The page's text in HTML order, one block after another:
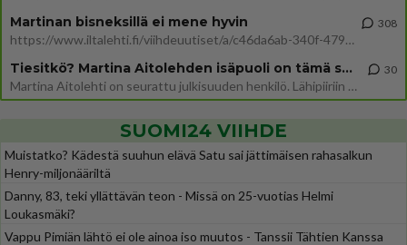
Martinan bisneksillä ei mene hyvin
https://www.iltalehti.fi/viihdeuutiset/a/c46da6ab-340f-4790-aaa7-0865eed2336 Yrityksen konkurssihakemus on tullut kärä
308
Tiesitkö? Martina Aitolehden isäpuoli on tämä suosittu laulaja
Martina Aitolehti on seurattu julkisuuden henkilö. Lähipiiriin mahtuu muitakin tunnettuja henkilöitä. Tiesitkö, että Ma
30
SUOMI24 VIIHDE
Muistatko? Kädestä suuhun elävä Satu sai jättimäisen rahasalkun
Henry-miljonääriltä
Danny, 83, teki yllättävän teon - Missä on 25-vuotias Helmi
Loukasmäki?
Vappu Pimiän lähtö ei ole ainoa iso muutos - Tanssii Tähtien Kanssa